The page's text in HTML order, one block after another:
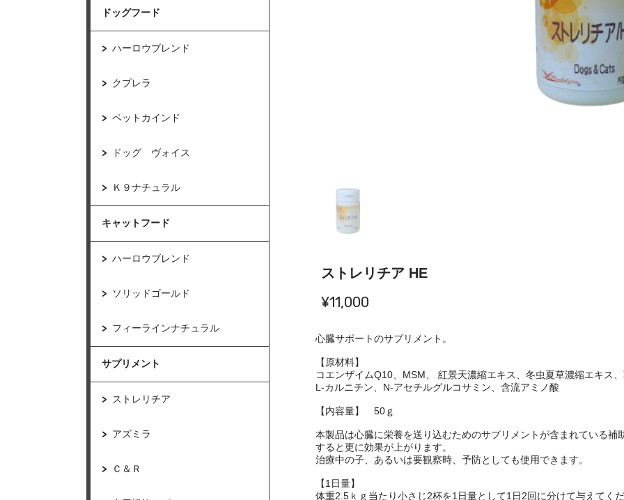
ドッグフード
ハーロウブレンド
クプレラ
ペットカインド
ドッグ ヴォイス
Ｋ９ナチュラル
キャットフード
ハーロウブレンド
ソリッドゴールド
フィーラインナチュラル
サプリメント
ストレリチア
アズミラ
Ｃ＆Ｒ
ストレリチア HE
¥11,000
心臓サポートのサプリメント。
【原材料】
コエンザイムQ10、MSM、 紅景天濃縮エキス、冬虫夏草濃縮エキス
L-カルニチン、N-アセチルグルコサミン、含流アミノ酸
【内容量】 50ｇ
本製品は心臓に栄養を送り込むためのサプリメントが含まれている
すると更に効果が上がります。
治療中の子、あるいは要観察時、予防としても使用できます。
【1日量】
体重2.5ｋｇ当たり小さじ2杯を1日量として1日2回に分けて与えてく